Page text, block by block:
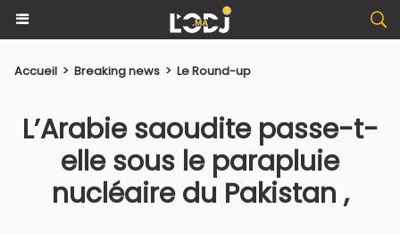
Accueil > Breaking news > Le Round-up
L’Arabie saoudite passe-t-
elle sous le parapluie
nucléaire du Pakistan ,